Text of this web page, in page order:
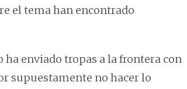
el tema han encontrado
ha enviado tropas a la frontera con
supuestamente no hacer lo